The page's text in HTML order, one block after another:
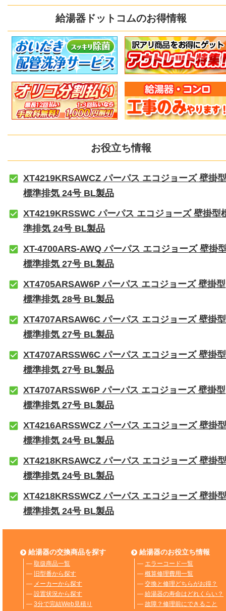
給湯器ドットコムのお得情報
お役立ち情報
XT4219KRSAWCZ パーパス エコジョーズ 壁掛型
標準排気 24号 BL製品
XT4219KRSSWC パーパス エコジョーズ 壁掛型
準排気 24号 BL製品
XT-4700ARS-AWQ パーパス エコジョーズ 壁掛
標準排気 27号 BL製品
XT4705ARSAW6P パーパス エコジョーズ 壁掛型
標準排気 28号 BL製品
XT4707ARSAW6C パーパス エコジョーズ 壁掛型
標準排気 27号 BL製品
XT4707ARSSW6C パーパス エコジョーズ 壁掛型
標準排気 27号 BL製品
XT4707ARSSW6P パーパス エコジョーズ 壁掛型
標準排気 27号 BL製品
XT4216ARSSWCZ パーパス エコジョーズ 壁掛型
標準排気 24号 BL製品
XT4218KRSAWCZ パーパス エコジョーズ 壁掛型
標準排気 24号 BL製品
XT4218KRSSWCZ パーパス エコジョーズ 壁掛型
標準排気 24号 BL製品
給湯器の交換商品を探す
― 取扱商品一覧
― 旧型番から探す
― メーカーから探す
― 設置状況から探す
― 3分で完結Web見積り
給湯器のお役立ち情報
― エラーコード一覧
― 概算修理費用一覧
― 交換と修理どちらがお得？
― 給湯器の寿命はどれくらい？
― 故障？修理前にできること